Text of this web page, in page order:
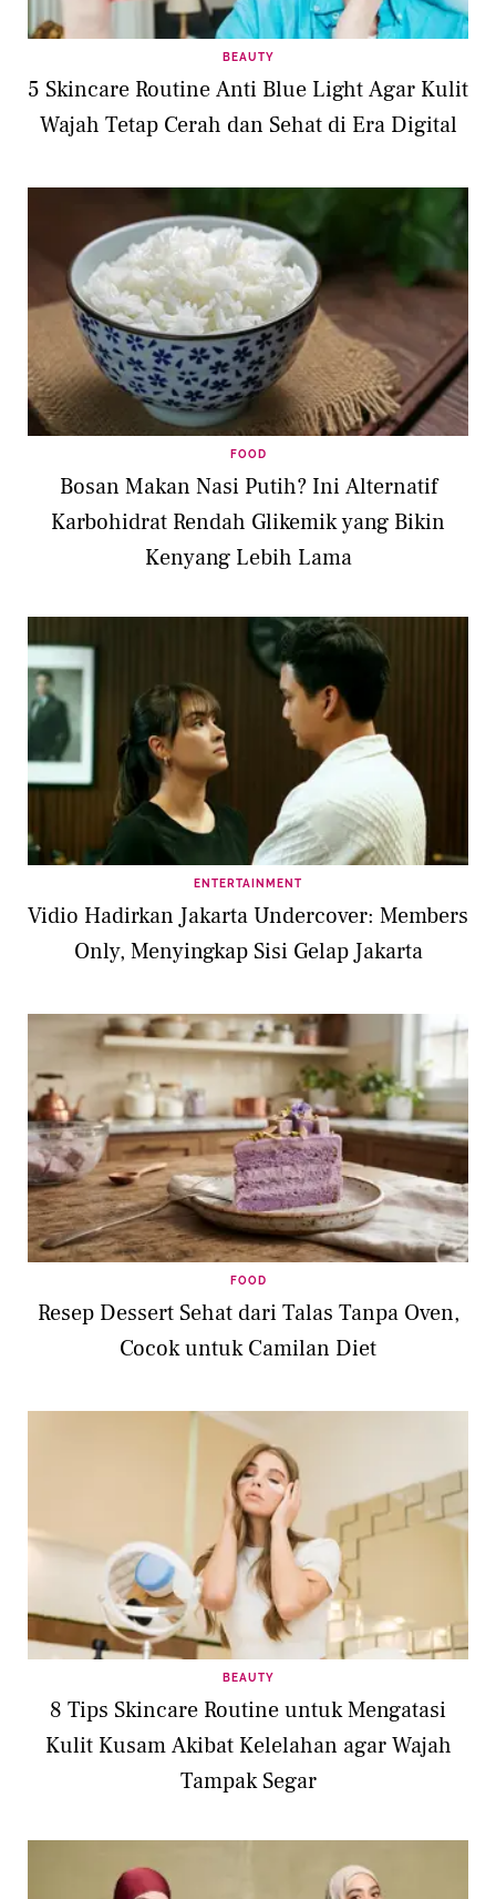
BEAUTY
5 Skincare Routine Anti Blue Light Agar Kulit
Wajah Tetap Cerah dan Sehat di Era Digital
FOOD
Bosan Makan Nasi Putih? Ini Alternatif
Karbohidrat Rendah Glikemik yang Bikin
Kenyang Lebih Lama
ENTERTAINMENT
Vidio Hadirkan Jakarta Undercover: Members
Only, Menyingkap Sisi Gelap Jakarta
FOOD
Resep Dessert Sehat dari Talas Tanpa Oven,
Cocok untuk Camilan Diet
BEAUTY
8 Tips Skincare Routine untuk Mengatasi
Kulit Kusam Akibat Kelelahan agar Wajah
Tampak Segar